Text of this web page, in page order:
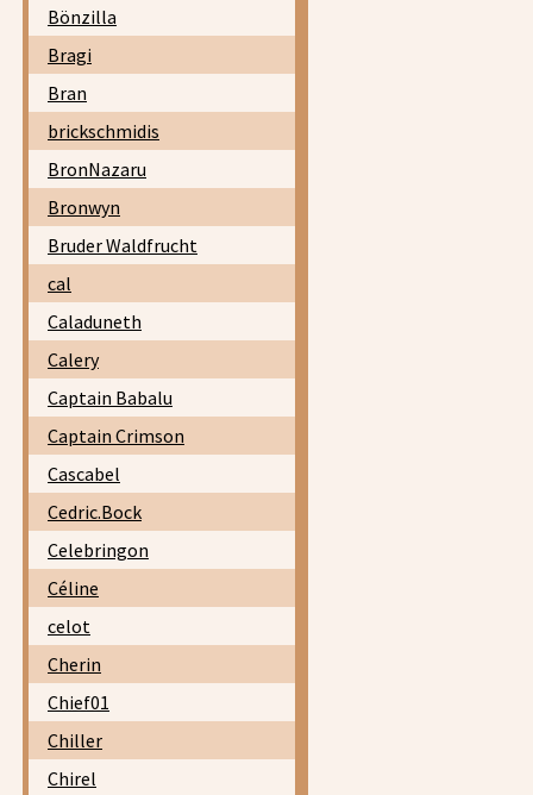
Bönzilla
Bragi
Bran
brickschmidis
BronNazaru
Bronwyn
Bruder Waldfrucht
cal
Caladuneth
Calery
Captain Babalu
Captain Crimson
Cascabel
Cedric.Bock
Celebringon
Céline
celot
Cherin
Chief01
Chiller
Chirel